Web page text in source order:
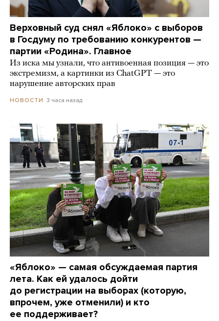
Верховный суд снял «Яблоко» с выборов
в Госдуму по требованию конкурентов —
партии «Родина». Главное
Из иска мы узнали, что антивоенная позиция — это
экстремизм, а картинки из СhatGPT — это
нарушение авторских прав
НОВОСТИ 3 часа назад
«Яблоко» — самая обсуждаемая партия
лета. Как ей удалось дойти
до регистрации на выборах (которую,
впрочем, уже отменили) и кто
ее поддерживает?